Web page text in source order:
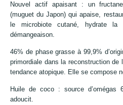
Nouvel actif apaisant : un
(muguet du Japon) qui apaise,
le microbiote cutané, hydrate
démangeaison.
46% de phase grasse à 99,9%
primordiale dans la reconstruction de
tendance atopique. Elle se compose
Huile de coco : source
adoucit.